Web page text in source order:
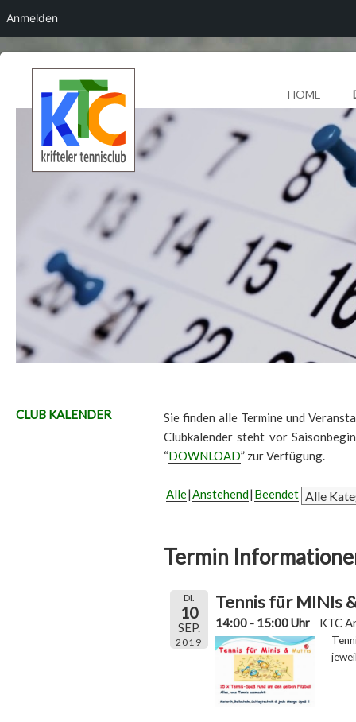
HOME
CLUB KALENDER
Sie finden alle Termine und
Clubkalender steht vor
“DOWNLOAD” zur Verfügung.
Alle Anstehend Beendet
Termin
DI.
10
SEP.
2019
Tennis für MINIs
14:00 - 15:00 Uhr KTC
Anmelden